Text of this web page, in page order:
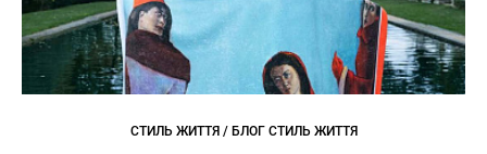
СТИЛЬ ЖИТТЯ / БЛОГ СТИЛЬ ЖИТТЯ